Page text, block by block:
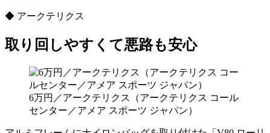
◆ アークテリクス
取り回しやすくて悪路も安心
6万円／アークテリクス（アークテリクス コール
センター／アメア スポーツ ジャパン）